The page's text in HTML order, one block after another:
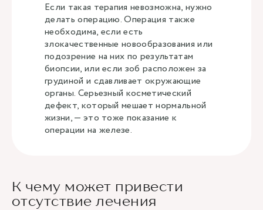
Если такая терапия невозможна, нужно
делать операцию. Операция также
необходима, если есть
злокачественные новообразования или
подозрение на них по результатам
биопсии, или если зоб расположен за
грудиной и сдавливает окружающие
органы. Серьезный косметический
дефект, который мешает нормальной
жизни, — это тоже показание к
операции на железе.
К чему может привести
отсутствие лечения